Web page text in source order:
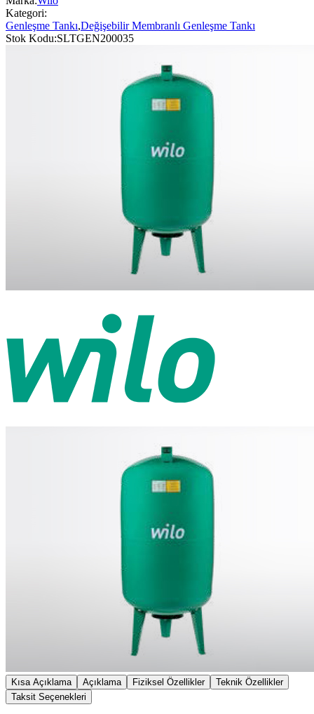
Kategori:
Genleşme Tankı,Değişebilir Membranlı Genleşme Tankı
Stok Kodu:SLTGEN200035
Kısa Açıklama Açıklama Fiziksel Özellikler
Teknik Özellikler
Taksit Seçenekleri